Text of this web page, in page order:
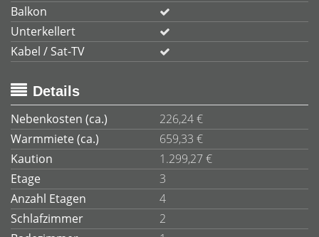
Balkon
Unterkellert
Kabel / Sat-TV
Details
Nebenkosten (ca.)
226,24 €
Warmmiete (ca.)
659,33 €
Kaution
1.299,27 €
Etage
3
Anzahl Etagen
4
Schlafzimmer
2